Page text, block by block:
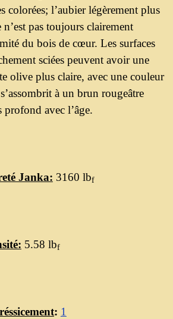
colorées; l’aubier légèrement plus
n’est pas toujours clairement
du bois de cœur. Les surfaces
sciées peuvent avoir une
olive plus claire, avec une couleur
à un brun rougeâtre
profond avec l’âge.
Janka: 3160 lbf
5.58 lbf
: 1